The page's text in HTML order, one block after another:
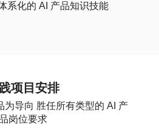
系化的 AI 产品知识技能
项目安排
为导向 胜任所有类型的 AI 产
岗位要求